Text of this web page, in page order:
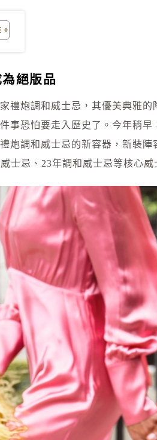
絕版品
禮炮調和威士忌，其優美典雅
事恐怕要走入歷史了。今年稍
炮調和威士忌的新容器，新裝
士忌、23年調和威士忌等核心威